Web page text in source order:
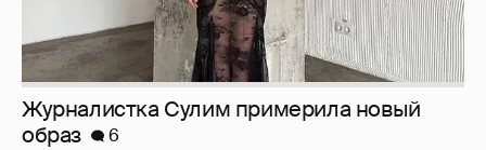
Журналистка Сулим примерила новый
образ
6